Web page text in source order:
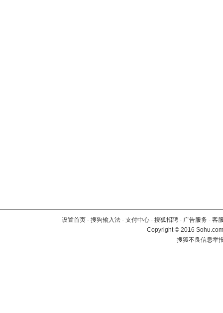
设置首页 - 搜狗输入法 - 支付中心 - 搜狐招聘 - 广告服务 - 客
Copyright©2016
搜狐不良信息举